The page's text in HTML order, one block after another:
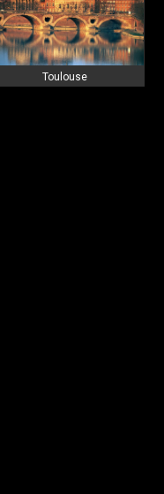
Toulouse